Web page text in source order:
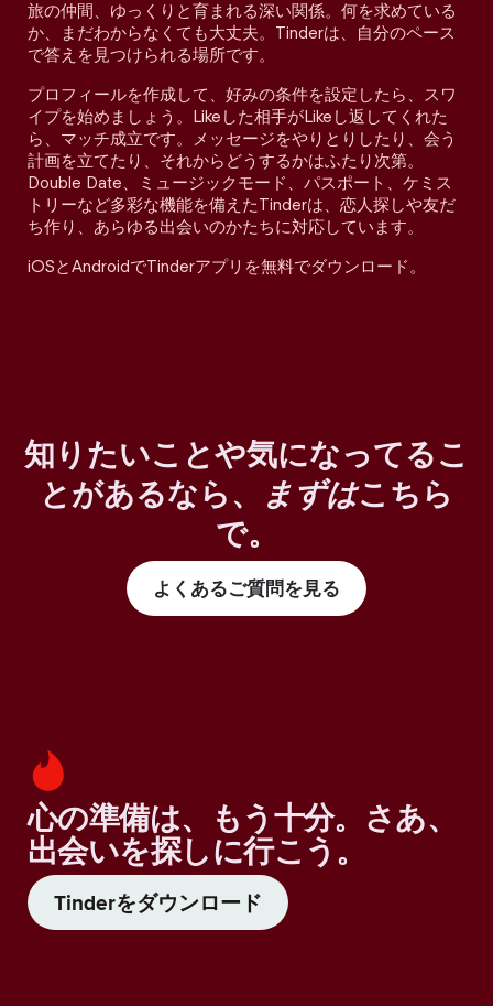
旅の仲間、ゆっくりと育まれる深い関係。何を求めている
か、まだわからなくても大丈夫。Tinderは、自分のペース
で答えを見つけられる場所です。
プロフィールを作成して、好みの条件を設定したら、スワ
イプを始めましょう。Likeした相手がLikeし返してくれた
ら、マッチ成立です。メッセージをやりとりしたり、会う
計画を立てたり、それからどうするかはふたり次第。
Double Date、ミュージックモード、パスポート、ケミス
トリーなど多彩な機能を備えたTinderは、恋人探しや友だ
ち作り、あらゆる出会いのかたちに対応しています。
iOSとAndroidでTinderアプリを無料でダウンロード。
知りたいことや気になってるこ
とがあるなら、
まずはこちら
で。
よくあるご質問を見る
心の準備は、もう十分。さあ、
出会いを探しに行こう。
Tinderをダウンロード